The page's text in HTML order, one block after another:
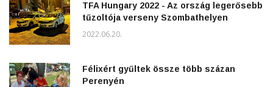
TFA Hungary 2022 - Az ország legerősebb
tűzoltója verseny Szombathelyen
2022.06.20.
Félixért gyűltek össze több százan
Perenyén